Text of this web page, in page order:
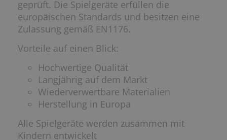
geprüft. Die Spielgeräte erfüllen die
europäischen Standards und besitzen eine
Zulassung gemäß EN1176.
Vorteile auf einen Blick:
Hochwertige Qualität
Langjährig auf dem Markt
Wiederverwertbare Materialien
Herstellung in Europa
Alle Spielgeräte werden zusammen mit
Kindern entwickelt